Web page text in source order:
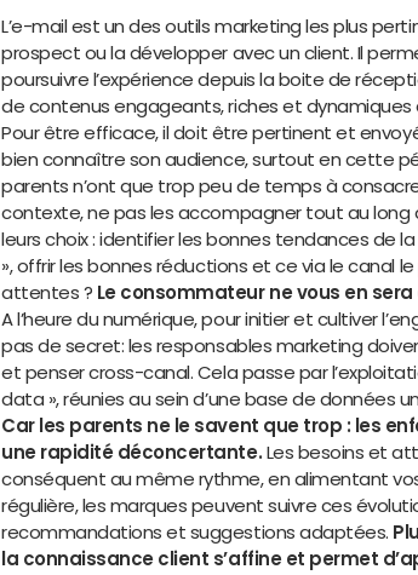
L’e-mail est un des outils marketing les plus
prospect ou la développer avec un client. Il
poursuivre l’expérience depuis la boite de
de contenus engageants, riches et dynamiques
Pour être efficace, il doit être pertinent et
bien connaître son audience, surtout en cette
parents n’ont que trop peu de temps à
contexte, ne pas les accompagner tout au long
leurs choix : identifier les bonnes tendances de
», offrir les bonnes réductions et ce via le canal
attentes ? Le consommateur ne vous en
A l’heure du numérique, pour initier et cultiver
pas de secret: les responsables marketing
et penser cross-canal. Cela passe par
data », réunies au sein d’une base de données
Car les parents ne le savent que trop : les
une rapidité déconcertante. Les besoins et
conséquent au même rythme, en alimentant
régulière, les marques peuvent suivre ces
recommandations et suggestions adaptées.
la connaissance client s’affine et permet